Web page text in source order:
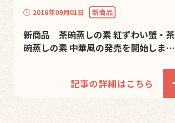
2016年09月01日 新商品
新商品 茶碗蒸しの素 紅ずわい蟹・茶
碗蒸しの素 中華風の発売を開始しまし
記事の詳細はこちら